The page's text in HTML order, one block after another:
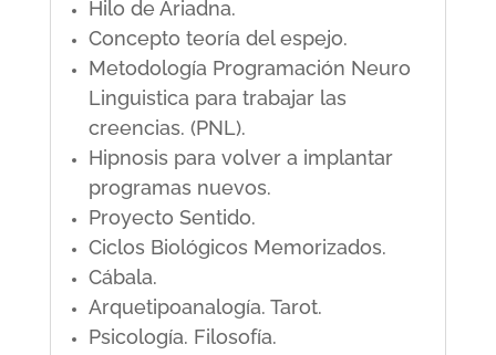
Hilo de Ariadna.
Concepto teoría del espejo.
Metodología Programación Neuro
Linguistica para trabajar las
creencias. (PNL).
Hipnosis para volver a implantar
programas nuevos.
Proyecto Sentido.
Ciclos Biológicos Memorizados.
Cábala.
Arquetipoanalogía. Tarot.
Psicología. Filosofía.